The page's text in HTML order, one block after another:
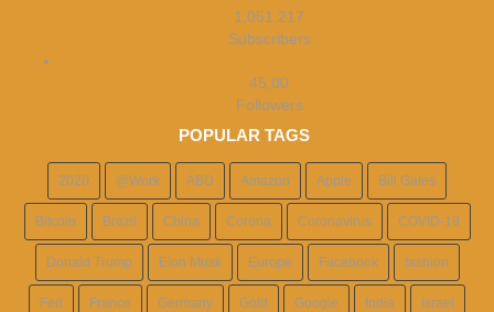
1,051,217
Subscribers
45,00
Followers
POPULAR TAGS
2020 @Work ABD Amazon Apple Bill Gates
Bitcoin Brazil China Corona Coronavirus COVID-19
Donald Trump Elon Musk Europe Facebook fashion
Fed France Germany Gold Google India Israel